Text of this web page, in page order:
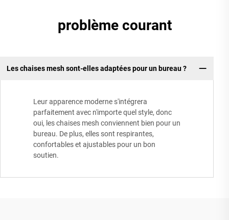
problème courant
Les chaises mesh sont-elles adaptées pour un bureau ?
Leur apparence moderne s'intégrera
parfaitement avec n'importe quel style, donc
oui, les chaises mesh conviennent bien pour un
bureau. De plus, elles sont respirantes,
confortables et ajustables pour un bon
soutien.